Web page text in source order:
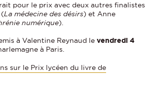
pour le prix avec deux autres finalistes
(La médecine des désirs) et Anne
numérique).
à Valentine Reynaud levendredi 4
à Paris.
sur le Prix lycéen du livre de